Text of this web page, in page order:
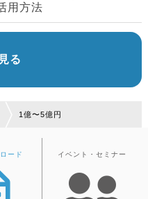
用方法
る
1億〜5億円
ード イベント・セミナー